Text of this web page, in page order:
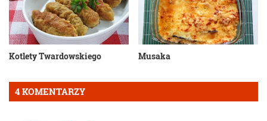
Kotlety Twardowskiego Musaka
4 KOMENTARZY